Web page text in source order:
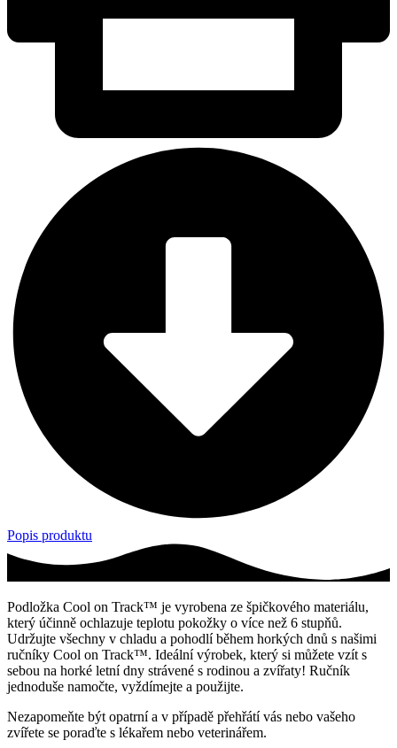
Popis produktu
Podložka Cool on Track™ je vyrobena ze špičkového materiálu,
který účinně ochlazuje teplotu pokožky o více než 6 stupňů.
Udržujte všechny v chladu a pohodlí během horkých dnů s našimi
ručníky Cool on Track™. Ideální výrobek, který si můžete vzít s
sebou na horké letní dny strávené s rodinou a zvířaty! Ručník
jednoduše namočte, vyždímejte a použijte.
Nezapomeňte být opatrní a v případě přehřátí vás nebo vašeho
zvířete se poraďte s lékařem nebo veterinářem.